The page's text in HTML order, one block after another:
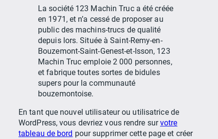
La société 123 Machin Truc a été créée
en 1971, et n’a cessé de proposer au
public des machins-trucs de qualité
depuis lors. Située à Saint-Remy-en-
Bouzemont-Saint-Genest-et-Isson, 123
Machin Truc emploie 2 000 personnes,
et fabrique toutes sortes de bidules
supers pour la communauté
bouzemontoise.
En tant que nouvel utilisateur ou utilisatrice de
WordPress, vous devriez vous rendre survotre
tableau de bord pour supprimer cette page et créer